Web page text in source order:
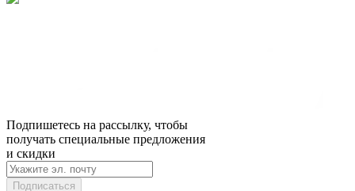
Подпишетесь на рассылку, чтобы
получать специальные предложения
и скидки
Подписаться